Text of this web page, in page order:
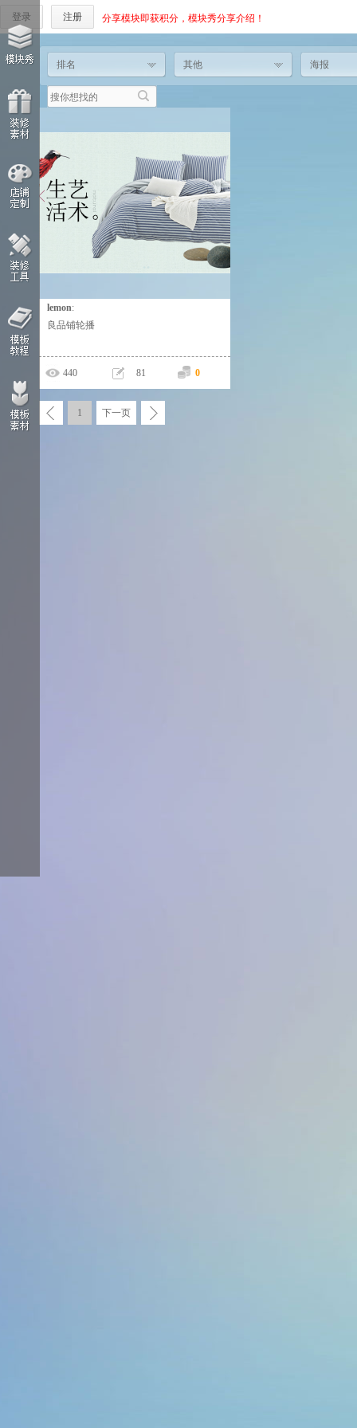
登录 注册 分享模块即获积分，模块秀分享介绍！
排名 其他 海报
这个人太懒，什么都没有留下！
lemon:
良品铺轮播
440 81 0
1 下一页